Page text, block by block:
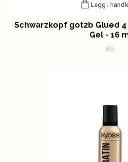
Legg i
Schwarzkopf got2b Glued 4
Gel - 16
89,-